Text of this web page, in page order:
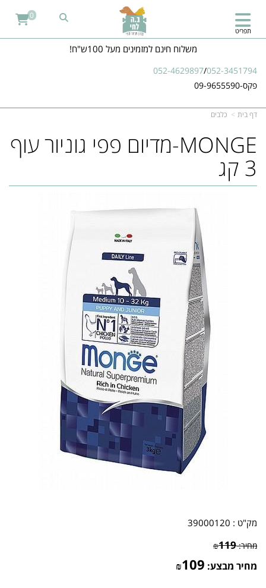
משלוח חינם למזמינים מעל 100ש"ח!
052-4629897/052-3451794
פקס-09-9655590
תפריט
0
דף בית כלבים
MONGE-מדיום פפי גוניור עוף
3 קג
מק"ט : 39000120
מחיר: ₪119
מחיר מבצע: ₪109